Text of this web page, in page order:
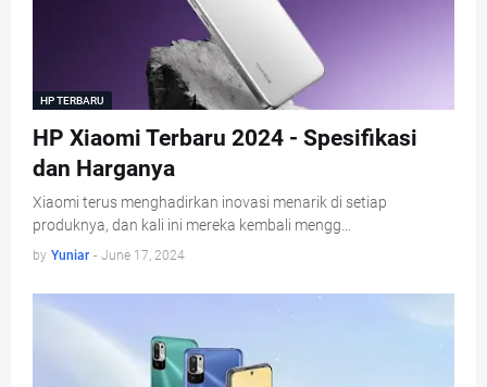
HP TERBARU
HP Xiaomi Terbaru 2024 - Spesifikasi
dan Harganya
Xiaomi terus menghadirkan inovasi menarik di setiap
produknya, dan kali ini mereka kembali mengg…
by Yuniar - June 17, 2024